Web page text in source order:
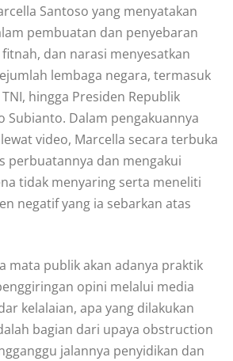
Santoso yang menyatakan
pembuatan dan penyebaran
dan narasi menyesatkan
lembaga negara, termasuk
hingga Presiden Republik
Subianto. Dalam pengakuannya
video, Marcella secara terbuka
perbuatannya dan mengakui
tidak menyaring serta meneliti
negatif yang ia sebarkan atas
mata publik akan adanya praktik
opini melalui media
kelalaian, apa yang dilakukan
bagian dari upaya obstruction
jalannya penyidikan dan